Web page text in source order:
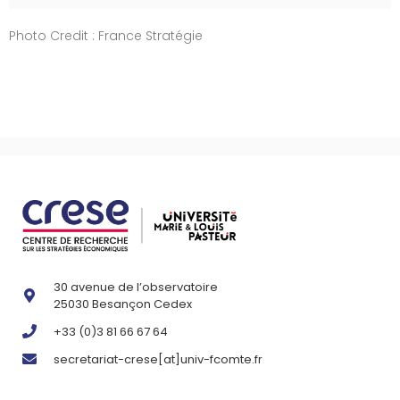
Photo Credit : France Stratégie
30 avenue de l’observatoire
25030 Besançon Cedex
+33 (0)3 81 66 67 64
secretariat-crese[at]univ-fcomte.fr